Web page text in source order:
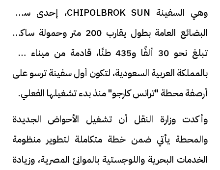
وهي السفينة CHIPOLBROK SUN، إحدى سفن
البضائع العامة بطول يقارب 200 متر وحمولة ساكنة
تبلغ نحو 30 ألفًا و435 طنًا، قادمة من ميناء ضبا
بالمملكة العربية السعودية، لتكون أول سفينة ترسو على
أرصفة محطة "ترانس كارجو" منذ بدء تشغيلها الفعلي.
وأكدت وزارة النقل أن تشغيل الأحواض الجديدة
والمحطة يأتي ضمن خطة متكاملة لتطوير منظومة
الخدمات البحرية واللوجستية بالموانئ المصرية، وزيادة